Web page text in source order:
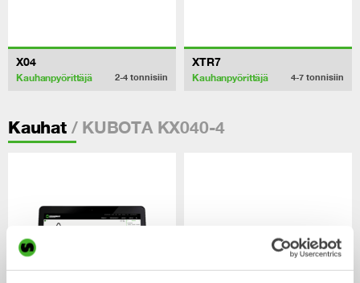
X04
Kauhanpyörittäjä 2-4 tonnisiin
XTR7
Kauhanpyörittäjä 4-7 tonnisiin
Kauhat/ KUBOTA KX040-4